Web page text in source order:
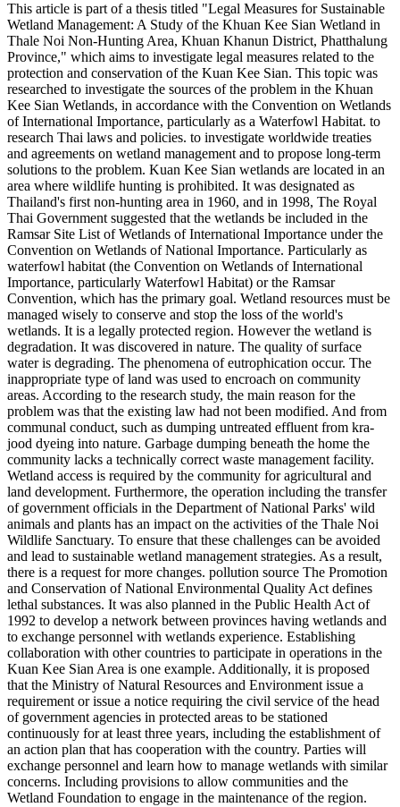
This article is part of a thesis titled "Legal Measures for Sustainable
Wetland Management: A Study of the Khuan Kee Sian Wetland in
Thale Noi Non-Hunting Area, Khuan Khanun District, Phatthalung
Province," which aims to investigate legal measures related to the
protection and conservation of the Kuan Kee Sian. This topic was
researched to investigate the sources of the problem in the Khuan
Kee Sian Wetlands, in accordance with the Convention on Wetlands
of International Importance, particularly as a Waterfowl Habitat. to
research Thai laws and policies. to investigate worldwide treaties
and agreements on wetland management and to propose long-term
solutions to the problem. Kuan Kee Sian wetlands are located in an
area where wildlife hunting is prohibited. It was designated as
Thailand's first non-hunting area in 1960, and in 1998, The Royal
Thai Government suggested that the wetlands be included in the
Ramsar Site List of Wetlands of International Importance under the
Convention on Wetlands of National Importance. Particularly as
waterfowl habitat (the Convention on Wetlands of International
Importance, particularly Waterfowl Habitat) or the Ramsar
Convention, which has the primary goal. Wetland resources must be
managed wisely to conserve and stop the loss of the world's
wetlands. It is a legally protected region. However the wetland is
degradation. It was discovered in nature. The quality of surface
water is degrading. The phenomena of eutrophication occur. The
inappropriate type of land was used to encroach on community
areas. According to the research study, the main reason for the
problem was that the existing law had not been modified. And from
communal conduct, such as dumping untreated effluent from kra-
jood dyeing into nature. Garbage dumping beneath the home the
community lacks a technically correct waste management facility.
Wetland access is required by the community for agricultural and
land development. Furthermore, the operation including the transfer
of government officials in the Department of National Parks' wild
animals and plants has an impact on the activities of the Thale Noi
Wildlife Sanctuary. To ensure that these challenges can be avoided
and lead to sustainable wetland management strategies. As a result,
there is a request for more changes. pollution source The Promotion
and Conservation of National Environmental Quality Act defines
lethal substances. It was also planned in the Public Health Act of
1992 to develop a network between provinces having wetlands and
to exchange personnel with wetlands experience. Establishing
collaboration with other countries to participate in operations in the
Kuan Kee Sian Area is one example. Additionally, it is proposed
that the Ministry of Natural Resources and Environment issue a
requirement or issue a notice requiring the civil service of the head
of government agencies in protected areas to be stationed
continuously for at least three years, including the establishment of
an action plan that has cooperation with the country. Parties will
exchange personnel and learn how to manage wetlands with similar
concerns. Including provisions to allow communities and the
Wetland Foundation to engage in the maintenance of the region.